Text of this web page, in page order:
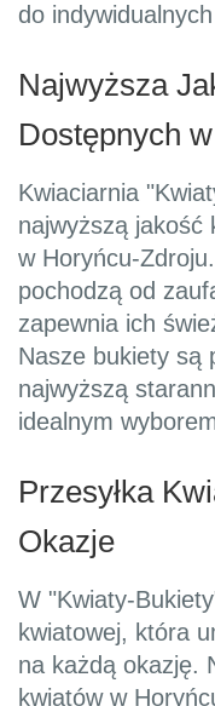
do
Najwyższa
Dostępnych
Kwiaciarnia
najwyższą jakość
w Horyńcu-
pochodzą od
zapewnia ich
Nasze bukiety są
najwyższą
idealnym
Przesyłka
Okazje
W "Kwiaty-
kwiatowej, która
na każdą okazję.
kwiatów w